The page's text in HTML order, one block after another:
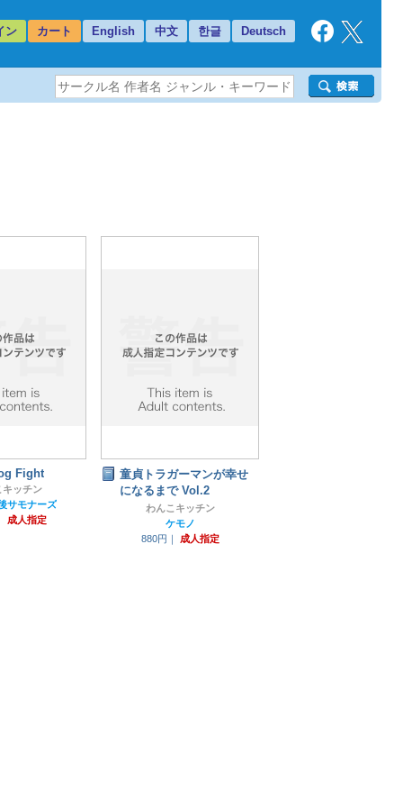
ン カート English 中文 한글 Deutsch
Fight
キッチン
サモナーズ
成人指定
童貞トラガーマンが幸せ
になるまで Vol.2
わんこキッチン
ケモノ
880円｜
成人指定